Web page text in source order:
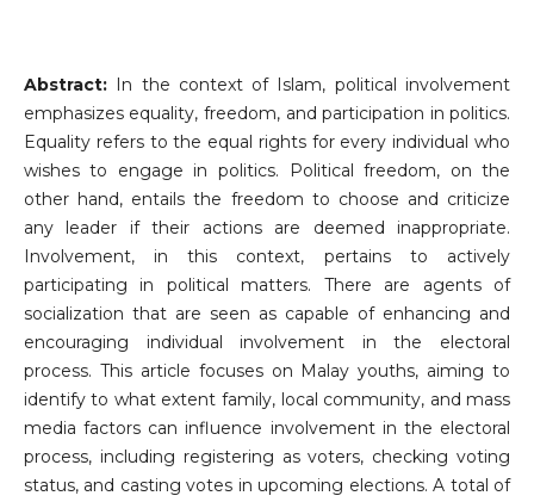
Abstract:In the context of Islam, political involvement
emphasizes equality, freedom, and participation in politics.
Equality refers to the equal rights for every individual who
wishes to engage in politics. Political freedom, on the
other hand, entails the freedom to choose and criticize
any leader if their actions are deemed inappropriate.
Involvement, in this context, pertains to actively
participating in political matters. There are agents of
socialization that are seen as capable of enhancing and
encouraging individual involvement in the electoral
process. This article focuses on Malay youths, aiming to
identify to what extent family, local community, and mass
media factors can influence involvement in the electoral
process, including registering as voters, checking voting
status, and casting votes in upcoming elections. A total of